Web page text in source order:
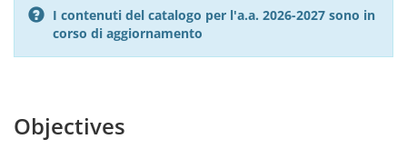
I contenuti del catalogo per l'a.a. 2026-2027 sono in
corso di aggiornamento
Objectives